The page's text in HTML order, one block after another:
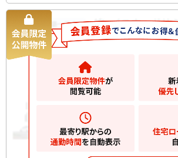
新築一戸建て
グレイスウッドリ
築一戸建て
お気